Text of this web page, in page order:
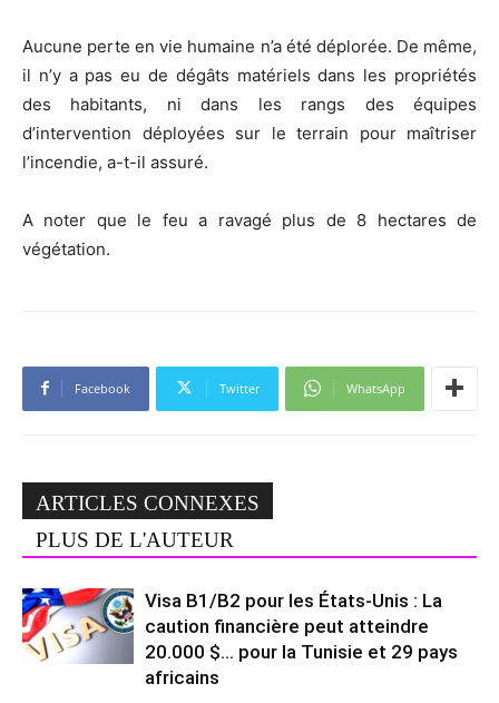
Aucune perte en vie humaine n’a été déplorée. De même,
il n’y a pas eu de dégâts matériels dans les propriétés
des habitants, ni dans les rangs des équipes
d’intervention déployées sur le terrain pour maîtriser
l’incendie, a-t-il assuré.
A noter que le feu a ravagé plus de 8 hectares de
végétation.
Facebook Twitter WhatsApp
ARTICLES CONNEXES
PLUS DE L'AUTEUR
Visa B1/B2 pour les États-Unis : La
caution financière peut atteindre
20.000 $… pour la Tunisie et 29 pays
africains